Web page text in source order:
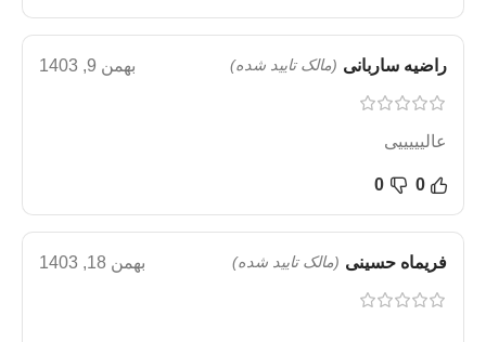
راضیه ساربانی (مالک تایید شده) بهمن 9, 1403
عالیییییی
0
0
فریماه حسینی (مالک تایید شده) بهمن 18, 1403